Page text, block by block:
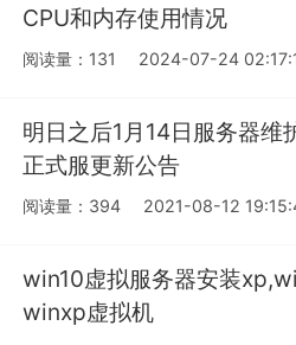
CPU和内存使用情况
阅读量：131 2024-07-24
明日之后1月14日服务器维
正式服更新公告
阅读量：394 2021-08-12
win10虚拟服务器安装
winxp虚拟机